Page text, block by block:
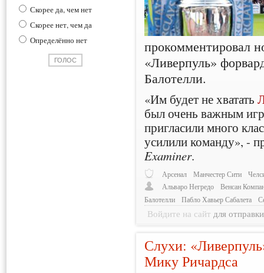
Скорее да, чем нет
Скорее нет, чем да
Определённо нет
прокомментировал
«Ливерпуль»
Балотелли.
«Им будет не хватать
был очень важным
пригласили много
усилили команду», -
Examiner.
Арсенал Манчестер Сити
Альваро Негредо
Венсан
Балотелли
Пабло Хавьер Сабалета
Войдите на сайт для
Слухи:
Мику Ричардса